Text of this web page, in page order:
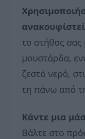
το στήθος
μουστάρδα,
ζεστό νερό,
τη πάνω από
Κάντε μια
Βάλτε στο